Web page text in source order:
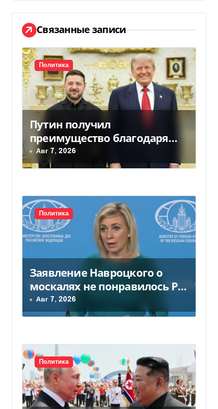
а
ц
и
я
п
о
з
а
п
и
с
я
Связанные записи
Политика
Путин получил
преимущество благодаря
действиям США
Авг 7, 2026
Политика
Заявление Навроцкого о
москалях не понравилось РФ
— видео
Авг 7, 2026
Политика